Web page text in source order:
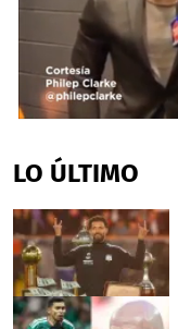
of
1
15
seconds
LO ÚLTIMO